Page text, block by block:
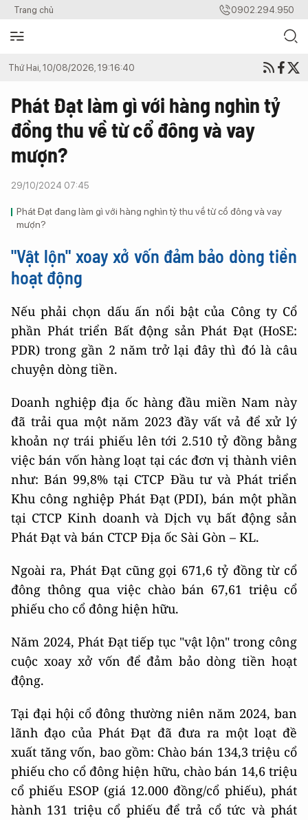
Trang chủ 0902.294.950
Thứ Hai, 10/08/2026, 19:16:40
Phát Đạt làm gì với hàng nghìn tỷ
đồng thu về từ cổ đông và vay
mượn?
29/10/2024 07:45
Phát Đạt đang làm gì với hàng nghìn tỷ thu về từ cổ đông và vay
mượn?
"Vật lộn" xoay xở vốn đảm bảo dòng tiền
hoạt động
Nếu phải chọn dấu ấn nổi bật của Công ty Cổ
phần Phát triển Bất động sản Phát Đạt (HoSE:
PDR) trong gần 2 năm trở lại đây thì đó là câu
chuyện dòng tiền.
Doanh nghiệp địa ốc hàng đầu miền Nam này
đã trải qua một năm 2023 đầy vất vả để xử lý
khoản nợ trái phiếu lên tới 2.510 tỷ đồng bằng
việc bán vốn hàng loạt tại các đơn vị thành viên
như: Bán 99,8% tại CTCP Đầu tư và Phát triển
Khu công nghiệp Phát Đạt (PDI), bán một phần
tại CTCP Kinh doanh và Dịch vụ bất động sản
Phát Đạt và bán CTCP Địa ốc Sài Gòn – KL.
Ngoài ra, Phát Đạt cũng gọi 671,6 tỷ đồng từ cổ
đông thông qua việc chào bán 67,61 triệu cổ
phiếu cho cổ đông hiện hữu.
Năm 2024, Phát Đạt tiếp tục "vật lộn" trong công
cuộc xoay xở vốn để đảm bảo dòng tiền hoạt
động.
Tại đại hội cổ đông thường niên năm 2024, ban
lãnh đạo của Phát Đạt đã đưa ra một loạt đề
xuất tăng vốn, bao gồm: Chào bán 134,3 triệu cổ
phiếu cho cổ đông hiện hữu, chào bán 14,6 triệu
cổ phiếu ESOP (giá 12.000 đồng/cổ phiếu), phát
hành 131 triệu cổ phiếu để trả cổ tức và phát